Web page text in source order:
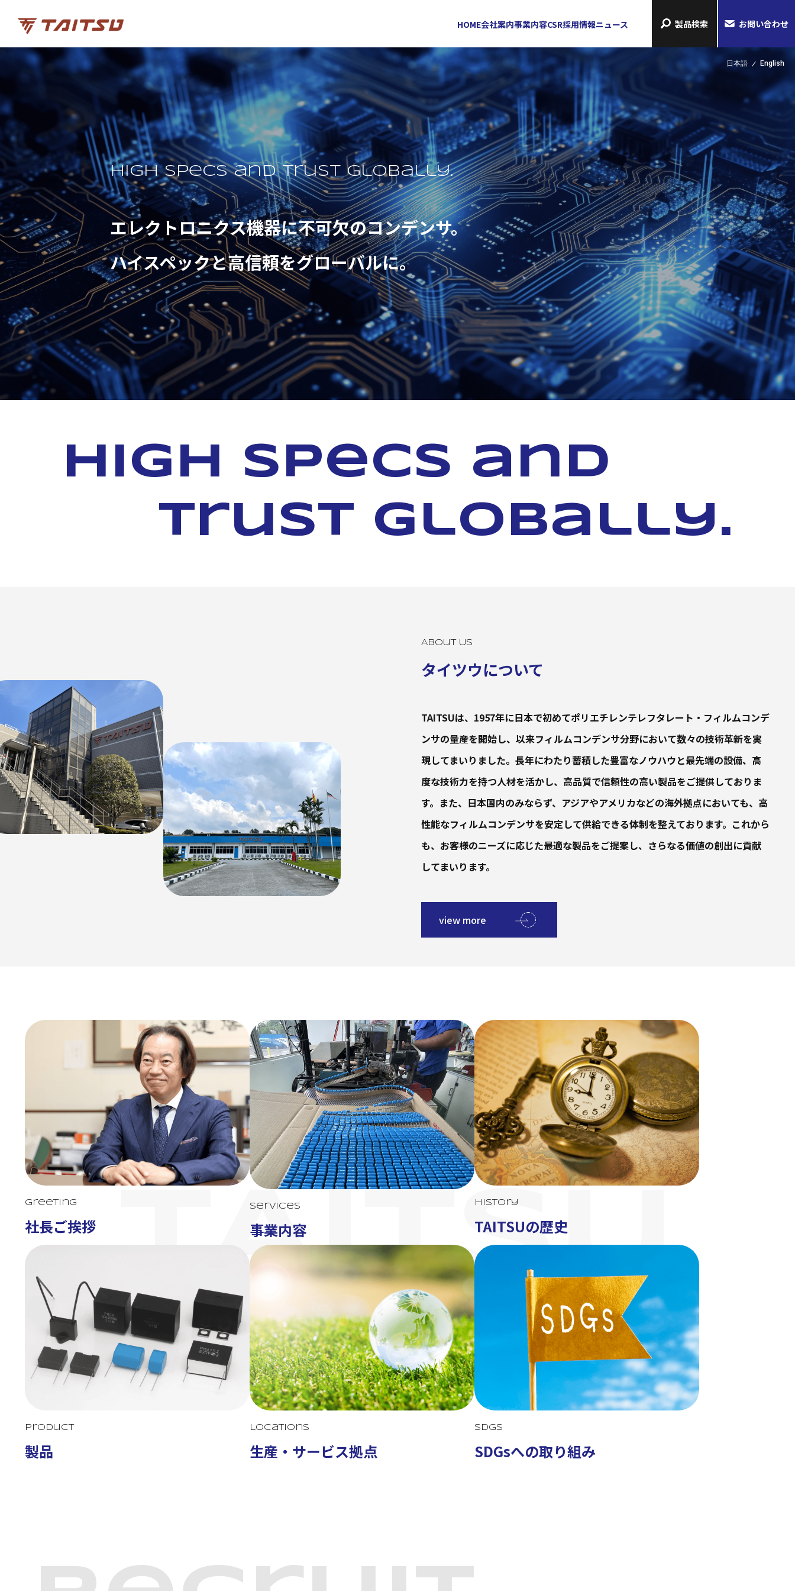
HOME会社案内事業内容CSR採用情報ニュース 製品検索 お問い合わせ
日本語 English
High specs and trust globally.
エレクトロニクス機器に不可欠のコンデンサ。
ハイスペックと高信頼をグローバルに。
High specs and
trust globally.
About Us
タイツウについて
TAITSUは、1957年に日本で初めてポリエチレンテレフタレート・フィルムコンデ
ンサの量産を開始し、以来フィルムコンデンサ分野において数々の技術革新を実
現してまいりました。長年にわたり蓄積した豊富なノウハウと最先端の設備、高
度な技術力を持つ人材を活かし、高品質で信頼性の高い製品をご提供しておりま
す。また、日本国内のみならず、アジアやアメリカなどの海外拠点においても、高
性能なフィルムコンデンサを安定して供給できる体制を整えております。これから
も、お客様のニーズに応じた最適な製品をご提案し、さらなる価値の創出に貢献
してまいります。
view more
TAITSU
Greeting
社長ご挨拶
Services
事業内容
History
TAITSUの歴史
Product
製品
Locations
生産・サービス拠点
SDGs
SDGsへの取り組み